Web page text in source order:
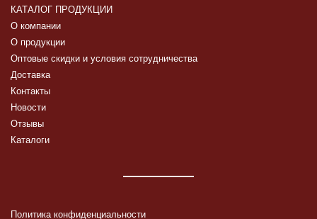
КАТАЛОГ ПРОДУКЦИИ
О компании
О продукции
Оптовые скидки и условия сотрудничества
Доставка
Контакты
Новости
Отзывы
Каталоги
Политика конфиденциальности